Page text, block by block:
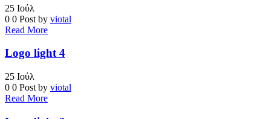
25 Ιούλ
0 0 Post by viotal
Read More
Logo light 4
25 Ιούλ
0 0 Post by viotal
Read More